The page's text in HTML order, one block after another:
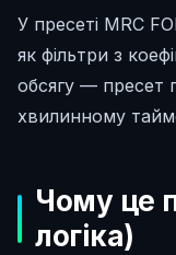
У пресеті MRC
як фільтри з
обсягу — пресет
хвилинному
Чому це
логіка)